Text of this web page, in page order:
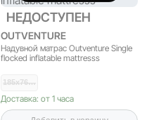
НЕДОСТУПЕН
OUTVENTURE
Надувной матрас Outventure Single
flocked inflatable mattresss
185x76…
Доставка: от 1 часа